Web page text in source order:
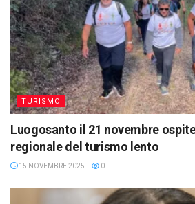
TURISMO
Luogosanto il 21 novembre
regionale del turismo lento
15 NOVEMBRE 2025 0